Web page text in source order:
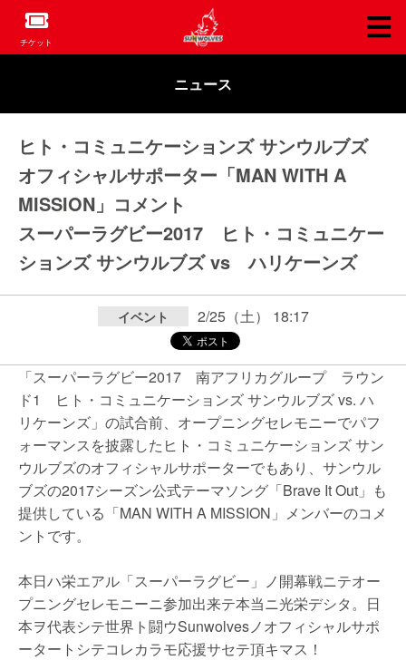
チケット
ニュース
ヒト・コミュニケーションズ サンウルブズ
オフィシャルサポーター「MAN WITH A
MISSION」コメント
スーパーラグビー2017 ヒト・コミュニケー
ションズ サンウルブズ vs ハリケーンズ
イベント 2/25（土） 18:17
「スーパーラグビー2017 南アフリカグループ ラウン
ド1 ヒト・コミュニケーションズ サンウルブズ vs. ハ
リケーンズ」の試合前、オープニングセレモニーでパフ
ォーマンスを披露したヒト・コミュニケーションズ サン
ウルブズのオフィシャルサポーターでもあり、サンウル
ブズの2017シーズン公式テーマソング「Brave It Out」も
提供している「MAN WITH A MISSION」メンバーのコメ
ントです。
本日ハ栄エアル「スーパーラグビー」ノ開幕戦ニテオー
プニングセレモニーニ参加出来テ本当ニ光栄デシタ。日
本ヲ代表シテ世界ト闘ウSunwolvesノオフィシャルサポ
ータートシテコレカラモ応援サセテ頂キマス！